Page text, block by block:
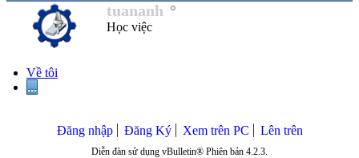
tuananh
Học việc
Về tôi
...
Đăng nhập Đăng Ký Xem trên PC Lên trên
Diễn đàn sử dụng vBulletin® Phiên bản 4.2.3.